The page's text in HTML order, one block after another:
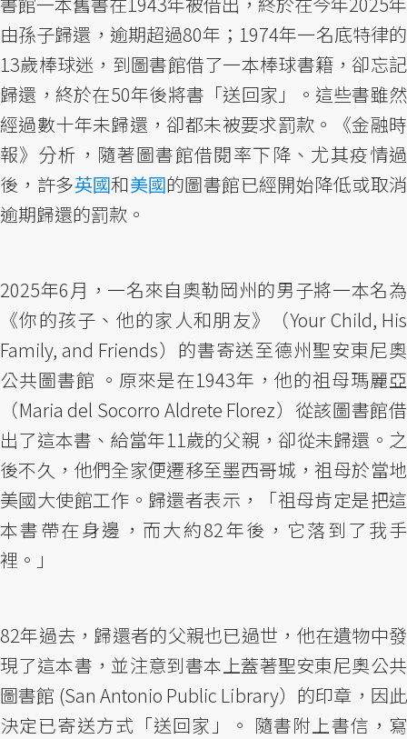
由孫子歸還，逾期超過80年；1974年一名底特律的
13歲棒球迷，到圖書館借了一本棒球書籍，卻忘記
歸還，終於在50年後將書「送回家」。這些書雖然
經過數十年未歸還，卻都未被要求罰款。《金融時
報》分析，隨著圖書館借閱率下降、尤其疫情過
後，許多英國和美國的圖書館已經開始降低或取消
逾期歸還的罰款。
2025年6月，一名來自奧勒岡州的男子將一本名為
《你的孩子、他的家人和朋友》（Your Child, His
Family, and Friends）的書寄送至德州聖安東尼奧
公共圖書館 。原來是在1943年，他的祖母瑪麗亞
（Maria del Socorro Aldrete Florez）從該圖書館借
出了這本書、給當年11歲的父親，卻從未歸還。之
後不久，他們全家便遷移至墨西哥城，祖母於當地
美國大使館工作。歸還者表示，「祖母肯定是把這
本書帶在身邊，而大約82年後，它落到了我手
裡。」
82年過去，歸還者的父親也已過世，他在遺物中發
現了這本書，並注意到書本上蓋著聖安東尼奧公共
圖書館 (San Antonio Public Library）的印章，因此
決定已寄送方式「送回家」。 隨書附上書信，寫